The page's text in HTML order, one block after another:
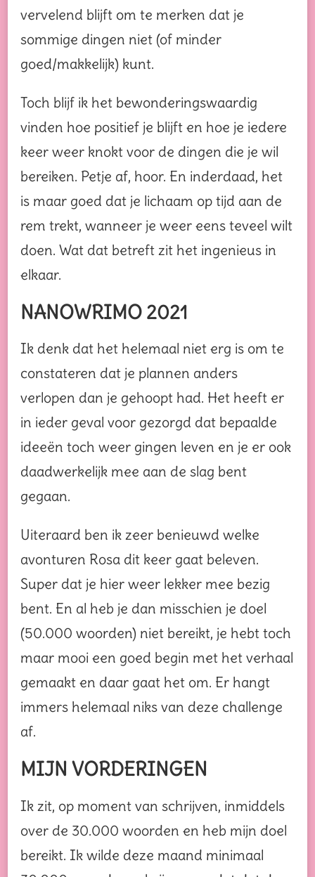
vervelend blijft om te merken dat je
sommige dingen niet (of minder
goed/makkelijk) kunt.
Toch blijf ik het bewonderingswaardig
vinden hoe positief je blijft en hoe je iedere
keer weer knokt voor de dingen die je wil
bereiken. Petje af, hoor. En inderdaad, het
is maar goed dat je lichaam op tijd aan de
rem trekt, wanneer je weer eens teveel wilt
doen. Wat dat betreft zit het ingenieus in
elkaar.
NANOWRIMO 2021
Ik denk dat het helemaal niet erg is om te
constateren dat je plannen anders
verlopen dan je gehoopt had. Het heeft er
in ieder geval voor gezorgd dat bepaalde
ideeën toch weer gingen leven en je er ook
daadwerkelijk mee aan de slag bent
gegaan.
Uiteraard ben ik zeer benieuwd welke
avonturen Rosa dit keer gaat beleven.
Super dat je hier weer lekker mee bezig
bent. En al heb je dan misschien je doel
(50.000 woorden) niet bereikt, je hebt toch
maar mooi een goed begin met het verhaal
gemaakt en daar gaat het om. Er hangt
immers helemaal niks van deze challenge
af.
MIJN VORDERINGEN
Ik zit, op moment van schrijven, inmiddels
over de 30.000 woorden en heb mijn doel
bereikt. Ik wilde deze maand minimaal